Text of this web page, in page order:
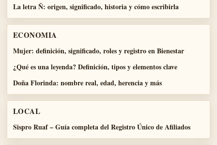
La letra Ñ: origen, significado, historia y cómo escribirla
ECONOMIA
Mujer: definición, significado, roles y registro en Bienestar
¿Qué es una leyenda? Definición, tipos y elementos clave
Doña Florinda: nombre real, edad, herencia y más
LOCAL
Sispro Ruaf – Guía completa del Registro Único de Afiliados